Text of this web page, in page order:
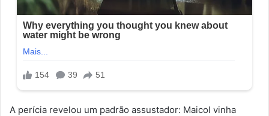
A perícia revelou um padrão assustador: Maicol vinha